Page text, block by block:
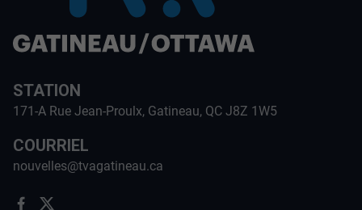
STATION
171-A Rue Jean-Proulx, Gatineau, QC J8Z 1W5
COURRIEL
nouvelles@tvagatineau.ca